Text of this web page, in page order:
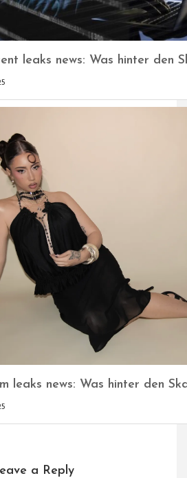
leaks news: Was hinter den
leaks news: Was hinter den
a Reply